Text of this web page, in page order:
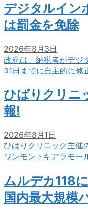
デジタルイン
は罰金を免除
2026年8月3日
政府は、納税者がデジ
31日までに自主的に
ひばりクリニ
報!
2026年8月1日
ひばりクリニック主催
ワンモントキアラモー
ムルデカ118
国内最大規模